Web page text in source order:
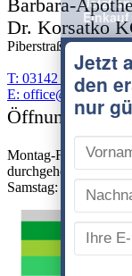
Barbara-
Dr. Korsatko
Piberstraße 4, A-
T: 03142 / 62553
E:
Öffnungszeiten:
Montag-Freitag: 8 bis
durchgehend geöffnet
Samstag: 8 bis 12 Uhr